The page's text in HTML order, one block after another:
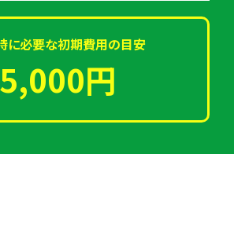
に必要な初期費用の目安
5,000円